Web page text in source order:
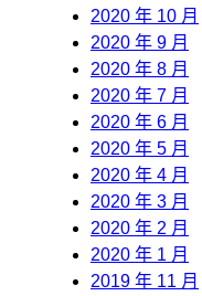
2020 年 10 月
2020 年 9 月
2020 年 8 月
2020 年 7 月
2020 年 6 月
2020 年 5 月
2020 年 4 月
2020 年 3 月
2020 年 2 月
2020 年 1 月
2019 年 11 月